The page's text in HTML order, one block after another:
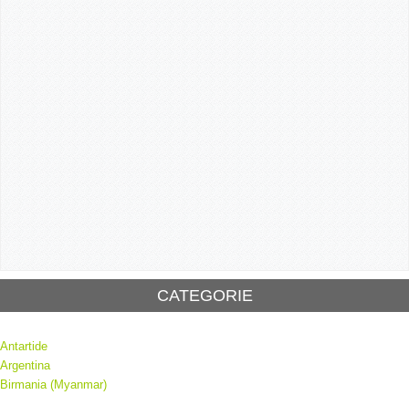
CATEGORIE
Antartide
Argentina
Birmania (Myanmar)